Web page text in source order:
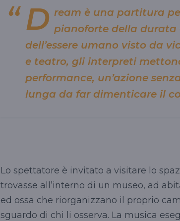
D ream è una partitura
pianoforte della durata
dell’essere umano visto da
e teatro, gli interpreti
performance, un’azione
lunga da far dimenticare il
Lo spettatore è invitato a visitare lo
trovasse all’interno di un museo, ad
ed ossa che riorganizzano il proprio
sguardo di chi li osserva. La musica